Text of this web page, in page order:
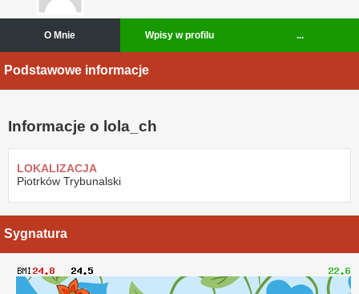
O Mnie Wpisy w profilu ...
Podstawowe informacje
Informacje o lola_ch
LOKALIZACJA
Piotrków Trybunalski
Sygnatura